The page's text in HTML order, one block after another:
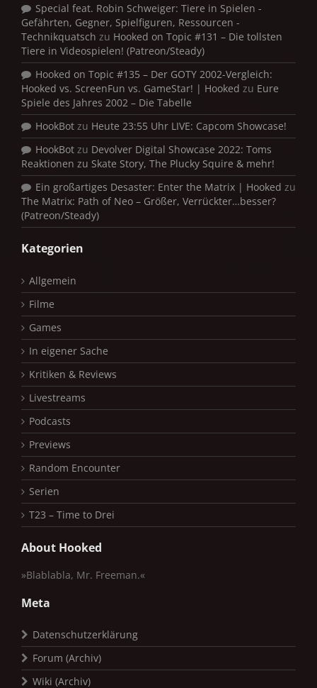
Special feat. Robin Schweiger: Tiere in Spielen -
Gefährten, Gegner, Spielfiguren, Ressourcen -
Technikquatsch zu Hooked on Topic #131 – Die tollsten
Tiere in Videospielen! (Patreon/Steady)
Hooked on Topic #135 – Der GOTY 2002-Vergleich:
Hooked vs. ScreenFun vs. GameStar! | Hooked zu Eure
Spiele des Jahres 2002 – Die Tabelle
HookBot zu Heute 23:55 Uhr LIVE: Capcom Showcase!
HookBot zu Devolver Digital Showcase 2022: Toms
Reaktionen zu Skate Story, The Plucky Squire & mehr!
Ein großartiges Desaster: Enter the Matrix | Hooked zu
The Matrix: Path of Neo – Größer, Verrückter…besser?
(Patreon/Steady)
Kategorien
Allgemein
Filme
Games
In eigener Sache
Kritiken & Reviews
Livestreams
Podcasts
Previews
Random Encounter
Serien
T23 – Time to Drei
About Hooked
»Blablabla, Mr. Freeman.«
Meta
Datenschutzerklärung
Forum (Archiv)
Wiki (Archiv)